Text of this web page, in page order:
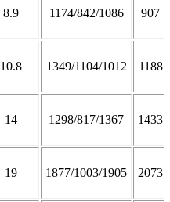
8.9 1174/842/1086 907
10.8 1349/1104/1012 1188
14 1298/817/1367 1433
19 1877/1003/1905 2073